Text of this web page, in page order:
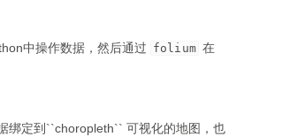
中操作数据，然后通过 folium 在
绑定到``choropleth`` 可视化的地图，也